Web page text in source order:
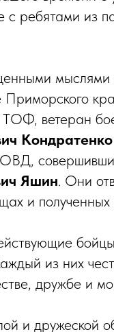
ребятами из
мыслями
ветеран
Кондратенко
ОВД,
Яшин. Они
и
из них
дружбе и
и дружеской